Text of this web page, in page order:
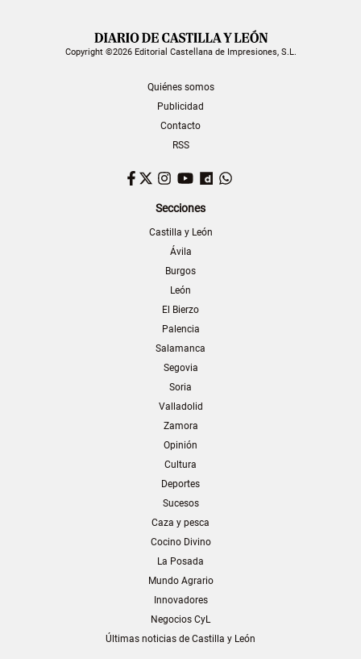
Copyright ©2026 Editorial Castellana de Impresiones, S.L.
Quiénes somos
Publicidad
Contacto
RSS
Facebook
TwitterInstagram
YouTubeDailymotion
Secciones
Castilla y León
Ávila
Burgos
León
El Bierzo
Palencia
Salamanca
Segovia
Soria
Valladolid
Zamora
Opinión
Cultura
Deportes
Sucesos
Caza y pesca
Cocino Divino
La Posada
Mundo Agrario
Innovadores
Negocios CyL
Últimas noticias de Castilla y León